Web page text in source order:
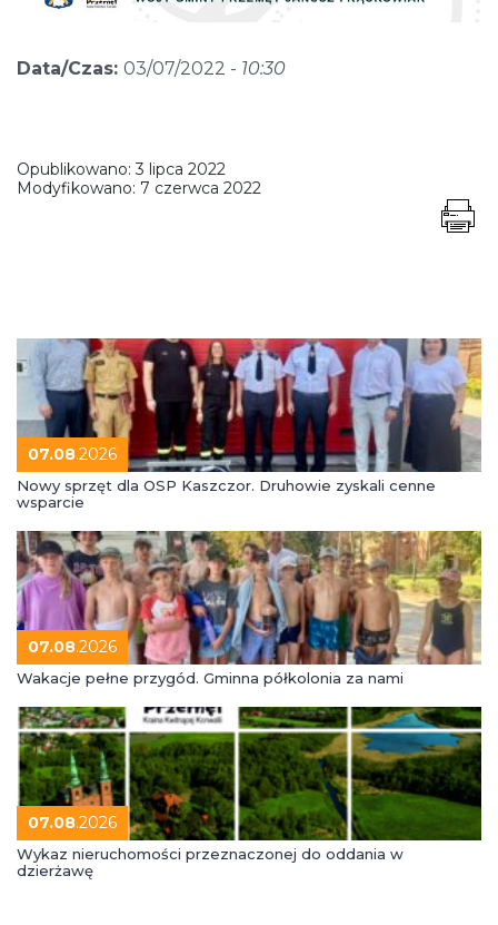
Data/Czas: 03/07/2022 - 10:30
Opublikowano:3 lipca 2022
Modyfikowano: 7 czerwca 2022
07.08.2026
Nowy sprzęt dla OSP Kaszczor. Druhowie zyskali cenne
wsparcie
07.08.2026
Wakacje pełne przygód. Gminna półkolonia za nami
07.08.2026
Wykaz nieruchomości przeznaczonej do oddania w
dzierżawę